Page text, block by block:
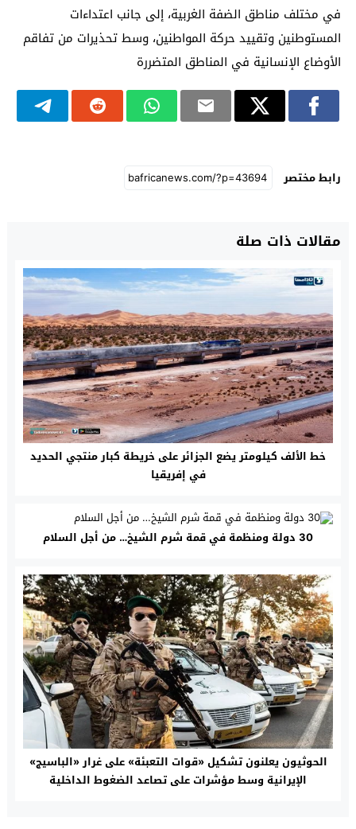
في مختلف مناطق الضفة الغربية، إلى جانب اعتداءات
المستوطنين وتقييد حركة المواطنين، وسط تحذيرات من تفاقم
الأوضاع الإنسانية في المناطق المتضررة
رابط مختصر
مقالات ذات صلة
خط الألف كيلومتر يضع الجزائر على خريطة كبار منتجي الحديد
في إفريقيا
30 دولة ومنظمة في قمة شرم الشيخ… من أجل السلام
الحوثيون يعلنون تشكيل «قوات التعبئة» على غرار «الباسيج»
الإيرانية وسط مؤشرات على تصاعد الضغوط الداخلية